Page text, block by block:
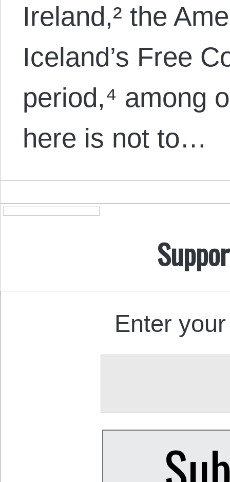
Ireland,² the
Iceland’s Free
period,⁴ among
here is not to…
Enter